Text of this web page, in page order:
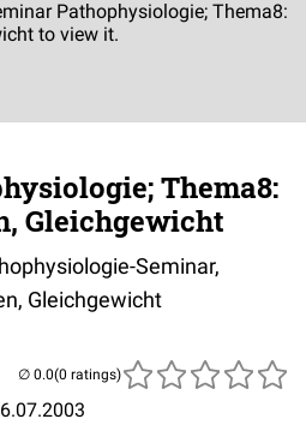
Thema8:
Gleichgewicht
Seminar,
Gleichgewicht
(0 ratings)